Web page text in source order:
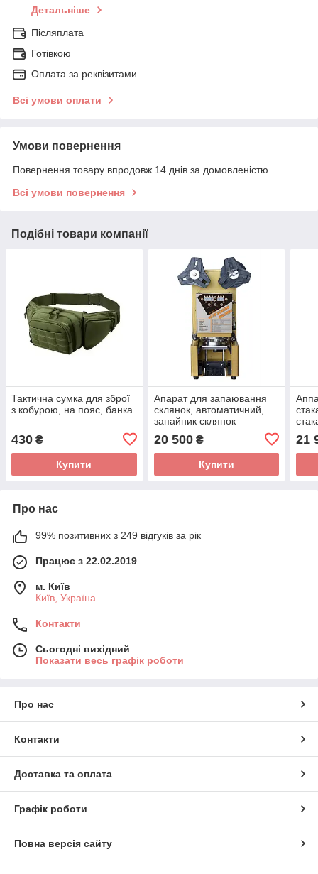
Детальніше
Післяплата
Готівкою
Оплата за реквізитами
Всі умови оплати
Умови повернення
Повернення товару впродовж 14 днів за домовленістю
Всі умови повернення
Подібні товари компанії
Тактична сумка для зброї
з кобурою, на пояс, банка
430 ₴
Купити
Апарат для запаювання
склянок, автоматичний,
запайник склянок
20 500₴
Купити
21
Про нас
99% позитивних з 249 відгуків за рік
Працює з 22.02.2019
м. Київ
Київ, Україна
Контакти
Сьогодні вихідний
Показати весь графік роботи
Про нас
Контакти
Доставка та оплата
Графік роботи
Повна версія сайту